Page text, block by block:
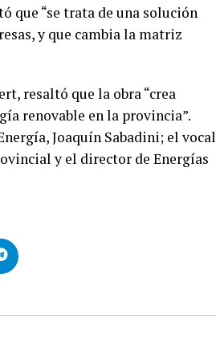
que “se trata de una solución
y que cambia la matriz
resaltó que la obra “crea
renovable en la provincia”.
Joaquín Sabadini; el vocal
y el director de Energías